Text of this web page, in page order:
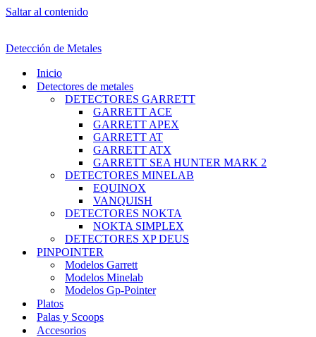
Saltar al contenido
Detección de Metales
Inicio
Detectores de metales
DETECTORES GARRETT
GARRETT ACE
GARRETT APEX
GARRETT AT
GARRETT ATX
GARRETT SEA HUNTER MARK 2
DETECTORES MINELAB
EQUINOX
VANQUISH
DETECTORES NOKTA
NOKTA SIMPLEX
DETECTORES XP DEUS
PINPOINTER
Modelos Garrett
Modelos Minelab
Modelos Gp-Pointer
Platos
Palas y Scoops
Accesorios